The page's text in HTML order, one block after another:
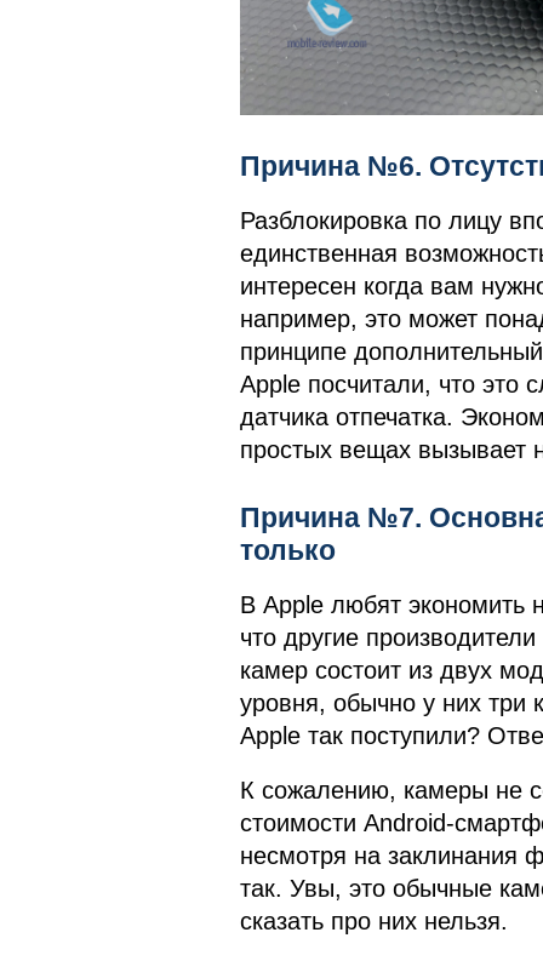
Причина №6.
Разблокировка по лицу
единственная
интересен когда вам
например, это может
принципе
Apple посчитали, что это
датчика отпечатка.
простых вещах вызывает
Причина №7.
только
В Apple любят экономить
что другие
камер состоит из двух
уровня, обычно у них
Apple так поступили?
К сожалению, камеры не
стоимости Android-
несмотря на заклинания
так. Увы, это обычные
сказать про них нельзя.